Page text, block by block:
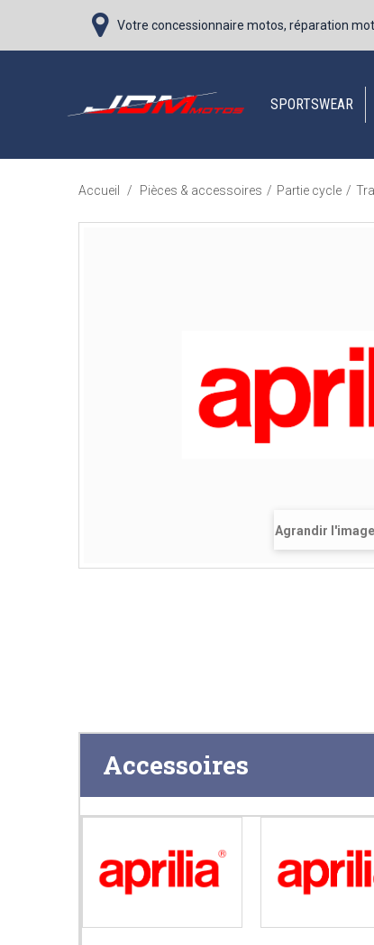
Votre concessionnaire motos, réparation
SPORTSWEAR
Accueil / Pièces & accessoires / Partie cycle /
Agrandir l'image
Accessoires